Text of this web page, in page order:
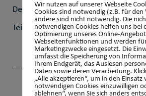
Der TV Wehen freut sich
Teilnehmer!
Wir nutzen auf unserer Webseite
Cookies sind notwendig (z.B. für den
andere sind nicht notwendig. Die
notwendigen Cookies helfen uns bei
Optimierung unseres Online-
Webseitenfunktionen und werden
Marketingzwecke eingesetzt. Die
umfasst die Speicherung von
Ihrem Endgerät, das Auslesen
Daten sowie deren Verarbeitung.
„Alle akzeptieren“, um in den Einsatz
notwendigen Cookies einzuwilligen
ablehnen“, wenn Sie sich anders